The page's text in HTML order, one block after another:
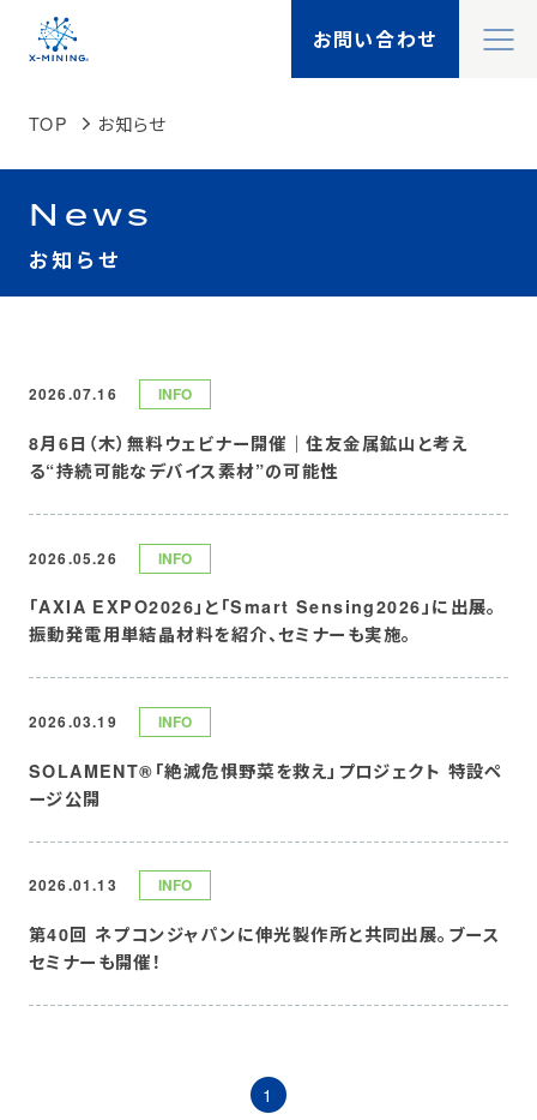
お問い合わせ
X-MININGとは
X-TALK
機能一覧
事例紹介
ソリューション
コラム
用語集
お知らせ
SOLAMENT
メルマガ登録 お問い合わせ
TOP お知らせ
News
お知らせ
2026.07.16 INFO
8月6日（木）無料ウェビナー開催｜住友金属鉱山と考え
る“持続可能なデバイス素材”の可能性
2026.05.26 INFO
「AXIA EXPO2026」と「Smart Sensing2026」に出展。
振動発電用単結晶材料を紹介、セミナーも実施。
2026.03.19 INFO
SOLAMENT®「絶滅危惧野菜を救え」プロジェクト 特設ペ
ージ公開
2026.01.13 INFO
第40回 ネプコンジャパンに伸光製作所と共同出展。ブース
セミナーも開催！
1